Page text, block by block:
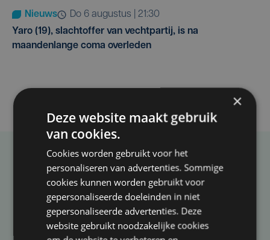
Nieuws
do 6 augustus | 21:30
Yaro (19), slachtoffer van vechtpartij, is na
maandenlange coma overleden
Taalfout opgemerkt?
Heb je een taal- of schrijffout opgemerkt in dit
artikel?
×
Deze website maakt gebruik
van cookies.
Cookies worden gebruikt voor het
personaliseren van advertenties. Sommige
cookies kunnen worden gebruikt voor
gepersonaliseerde doeleinden in niet
gepersonaliseerde advertenties. Deze
website gebruikt noodzakelijke cookies